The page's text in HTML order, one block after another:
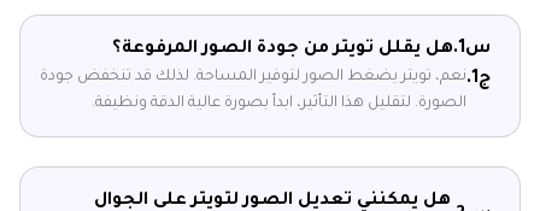
س1.
هل يقلل تويتر من جودة الصور المرفوعة؟
ج1.
نعم، تويتر يضغط الصور لتوفير المساحة. لذلك قد تنخفض جودة
الصورة. لتقليل هذا التأثير، ابدأ بصورة عالية الدقة ونظيفة.
هل يمكنني تعديل الصور لتويتر على الجوال